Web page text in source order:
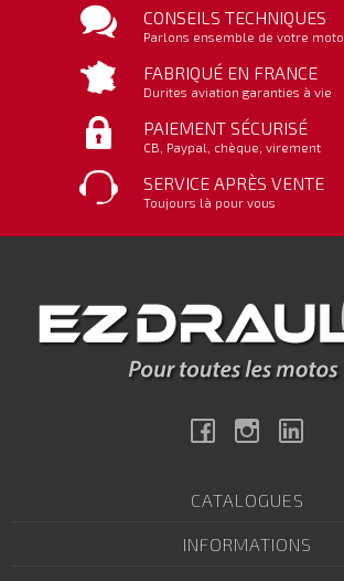
CONSEILS TECHNIQUES
Parlons ensemble de votre moto
FABRIQUÉ EN FRANCE
Durites aviation garanties à vie
PAIEMENT SÉCURISÉ
CB, Paypal, chèque, virement
SERVICE APRÈS VENTE
Toujours là pour vous
FacebookInstagram
CATALOGUES
INFORMATIONS